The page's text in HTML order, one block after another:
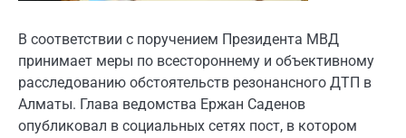
В соответствии с поручением Президента МВД
принимает меры по всестороннему и объективному
расследованию обстоятельств резонансного ДТП в
Алматы. Глава ведомства Ержан Саденов
опубликовал в социальных сетях пост, в котором